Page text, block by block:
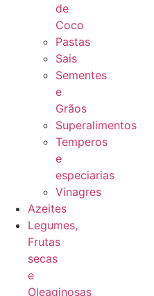
de
Coco
Pastas
Sais
Sementes
e
Grãos
Superalimentos
Temperos
e
especiarias
Vinagres
Azeites
Legumes,
Frutas
secas
e
Oleaginosas